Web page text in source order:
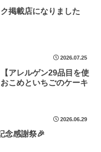
掲載店になりました
2026.07.25
アレルゲン29品目を使
こめといちごのケーキ
2026.06.29
念感謝祭🎉